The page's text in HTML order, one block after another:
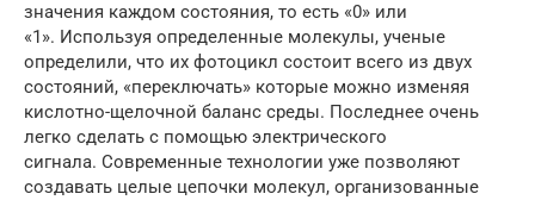
значения каждом состояния, то есть «0» или
«1». Используя определенные молекулы, ученые
определили, что их фотоцикл состоит всего из двух
состояний, «переключать» которые можно изменяя
кислотно-щелочной баланс среды. Последнее очень
легко сделать с помощью электрического
сигнала. Современные технологии уже позволяют
создавать целые цепочки молекул, организованные